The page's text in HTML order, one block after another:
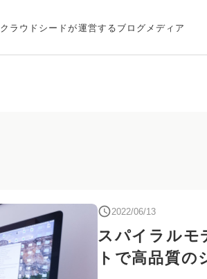
クラウドシードが運営するブログメディア
2022/06/13
スパイラルモ
トで高品質の